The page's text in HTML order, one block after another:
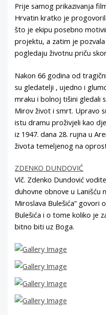
Prije samog prikazivanja
Hrvatin kratko je
što je ekipu posebno
projektu, a zatim je
pogledaju životnu priču
Nakon 66 godina od
su gledatelji , ujedno i
mraku i bolnoj tišini gledali
Mirov život i smrt. Upravo
istu dramu proživjeli kao
iz 1947. dana 28. rujna u
života temeljenog na
ZDENKO DUNDOVIĆ
Vlč. Zdenko Dundović
duhovne obnove u Lanišću
Miroslava Bulešića“ govori
Bulešića i o tome koliko je
bitno biti uz Boga.